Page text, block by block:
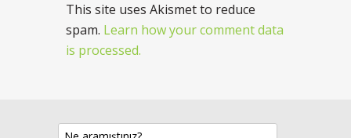
This site uses Akismet to reduce
spam. Learn how your comment data
is processed.